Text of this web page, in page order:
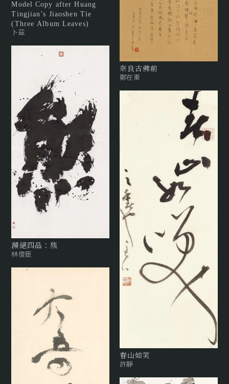
Model Copy after Huang
Tingjian’s Jiaoshen Tie
(Three Album Leaves)
卜茲
瀕絕四品：熊
林俊臣
奈良古佛前
鄭在東
春山如笑
許靜